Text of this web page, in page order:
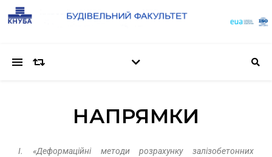
НАПРЯМКИ
І. «Деформаційні методи розрахунку залізобетонних